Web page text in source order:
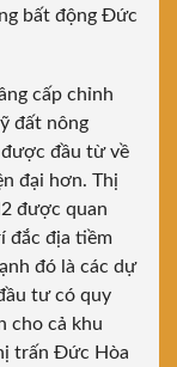
bất động Đức
cấp chỉnh
đất nông
đầu từ về
đại hơn. Thị
được quan
đắc địa tiềm
đó là các dự
tư có quy
cho cả khu
trấn Đức Hòa